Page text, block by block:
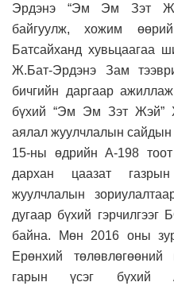
Эрдэнэ “Эм Эм Зэт
байгуулж, хожим
Батсайханд
Ж.Бат-Эрдэнэ Зам
бичгийн даргаар
бүхий “Эм Эм Зэт Жэй”
аялал жуулчлалын сайдын
15-ны өдрийн А-198
дархан цаазат
жуулчлалын
дугаар бүхий
байна. Мөн 2016 оны
Ерөнхий
гарын үсэг бүхий